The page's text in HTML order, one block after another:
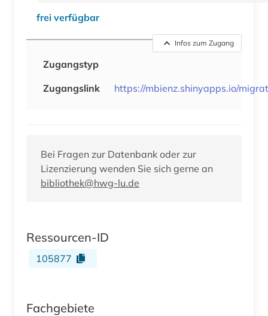
frei verfügbar
Infos zum Zugang
Zugangstyp
Zugangslink
https://mbienz.shinyapps.io/
Bei Fragen zur Datenbank oder zur
Lizenzierung wenden Sie sich gerne an
bibliothek@hwg-lu.de
Ressourcen-ID
105877
Fachgebiete